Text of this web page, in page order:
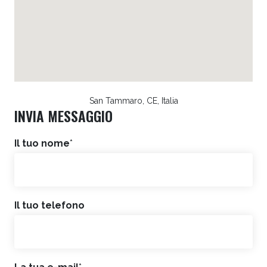
San Tammaro, CE, Italia
INVIA MESSAGGIO
Il tuo nome*
Il tuo telefono